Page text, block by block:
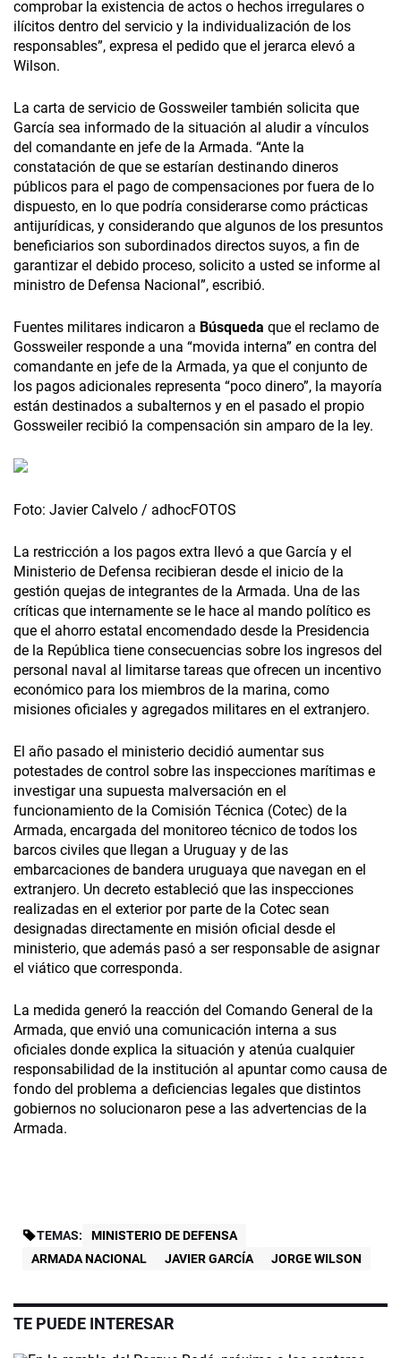
comprobar la existencia de actos o hechos irregulares o
ilícitos dentro del servicio y la individualización de los
responsables”, expresa el pedido que el jerarca elevó a
Wilson.
La carta de servicio de Gossweiler también solicita que
García sea informado de la situación al aludir a vínculos
del comandante en jefe de la Armada. “Ante la
constatación de que se estarían destinando dineros
públicos para el pago de compensaciones por fuera de lo
dispuesto, en lo que podría considerarse como prácticas
antijurídicas, y considerando que algunos de los presuntos
beneficiarios son subordinados directos suyos, a fin de
garantizar el debido proceso, solicito a usted se informe al
ministro de Defensa Nacional”, escribió.
Fuentes militares indicaron a Búsqueda que el reclamo de
Gossweiler responde a una “movida interna” en contra del
comandante en jefe de la Armada, ya que el conjunto de
los pagos adicionales representa “poco dinero”, la mayoría
están destinados a subalternos y en el pasado el propio
Gossweiler recibió la compensación sin amparo de la ley.
Foto: Javier Calvelo / adhocFOTOS
La restricción a los pagos extra llevó a que García y el
Ministerio de Defensa recibieran desde el inicio de la
gestión quejas de integrantes de la Armada. Una de las
críticas que internamente se le hace al mando político es
que el ahorro estatal encomendado desde la Presidencia
de la República tiene consecuencias sobre los ingresos del
personal naval al limitarse tareas que ofrecen un incentivo
económico para los miembros de la marina, como
misiones oficiales y agregados militares en el extranjero.
El año pasado el ministerio decidió aumentar sus
potestades de control sobre las inspecciones marítimas e
investigar una supuesta malversación en el
funcionamiento de la Comisión Técnica (Cotec) de la
Armada, encargada del monitoreo técnico de todos los
barcos civiles que llegan a Uruguay y de las
embarcaciones de bandera uruguaya que navegan en el
extranjero. Un decreto estableció que las inspecciones
realizadas en el exterior por parte de la Cotec sean
designadas directamente en misión oficial desde el
ministerio, que además pasó a ser responsable de asignar
el viático que corresponda.
La medida generó la reacción del Comando General de la
Armada, que envió una comunicación interna a sus
oficiales donde explica la situación y atenúa cualquier
responsabilidad de la institución al apuntar como causa de
fondo del problema a deficiencias legales que distintos
gobiernos no solucionaron pese a las advertencias de la
Armada.
TEMAS:
MINISTERIO DE DEFENSA
ARMADA NACIONAL
JAVIER GARCÍA JORGE WILSON
TE PUEDE INTERESAR